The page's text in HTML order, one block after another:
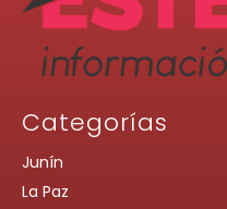
Categorías
Junín
La Paz